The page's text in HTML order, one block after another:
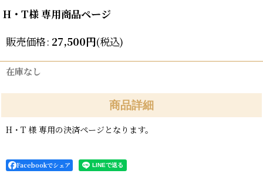
H・T様 専用商品ページ
販売価格: 27,500円(税込)
在庫なし
商品詳細
H・T 様 専用の決済ページとなります。
Facebookでシェア